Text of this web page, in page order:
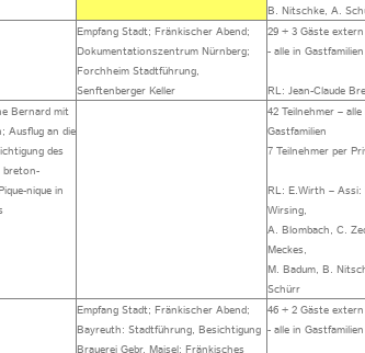
B. Nitschke, A.
Empfang Stadt; Fränkischer Abend;
Dokumentationszentrum Nürnberg;
Forchheim Stadtführung,
Senftenberger Keller
29 + 3 Gäste
- alle in Gastfamilien
RL: Jean-Claude
Bernard mit
Ausflug an die
des
breton-
nique in
42 Teilnehmer – alle
Gastfamilien
7 Teilnehmer per
RL: E.Wirth – Assi:
Wirsing,
A. Blombach, C.
Meckes,
M. Badum, B.
Schürr
Empfang Stadt; Fränkischer Abend;
Bayreuth: Stadtführung, Besichtigung
Brauerei Gebr. Maisel; Fränkisches
46 + 2 Gäste
- alle in Gastfamilien